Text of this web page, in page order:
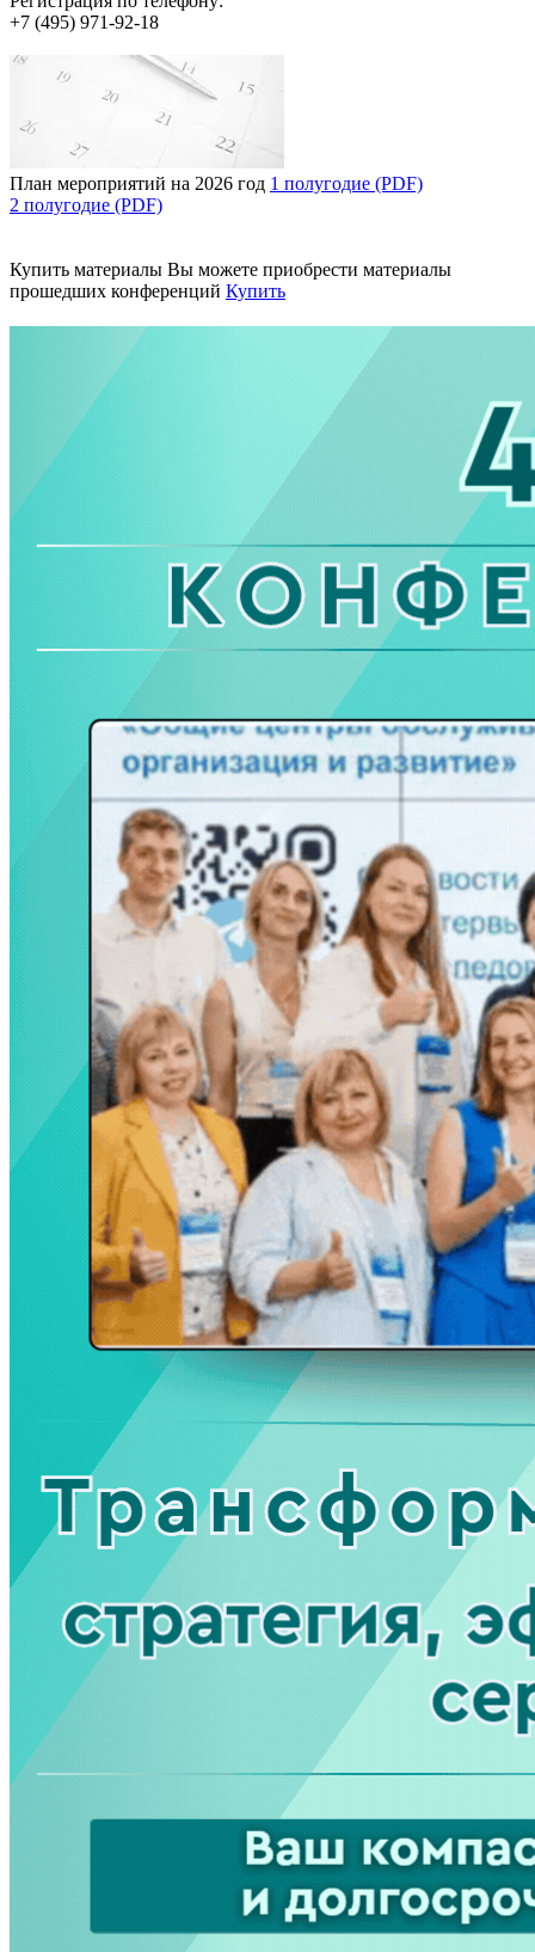
+7 (495) 971-92-18
План мероприятий на 2026 год 1 полугодие (PDF)
2 полугодие (PDF)
Купить материалы Вы можете приобрести материалы
прошедших конференций Купить